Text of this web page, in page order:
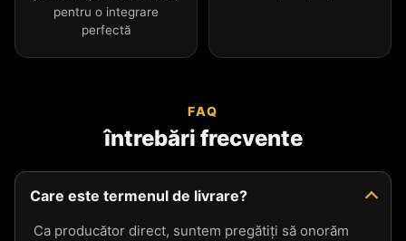
pentru o integrare
perfectă
FAQ
întrebări frecvente
Care este termenul de livrare?
Ca producător direct, suntem pregătiți să onorăm